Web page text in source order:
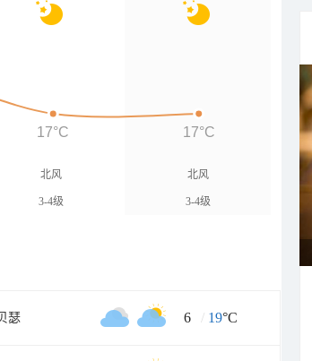
北风
3-4级
北风
3-4级
17°C 17°C
瑟 6 / 19°C